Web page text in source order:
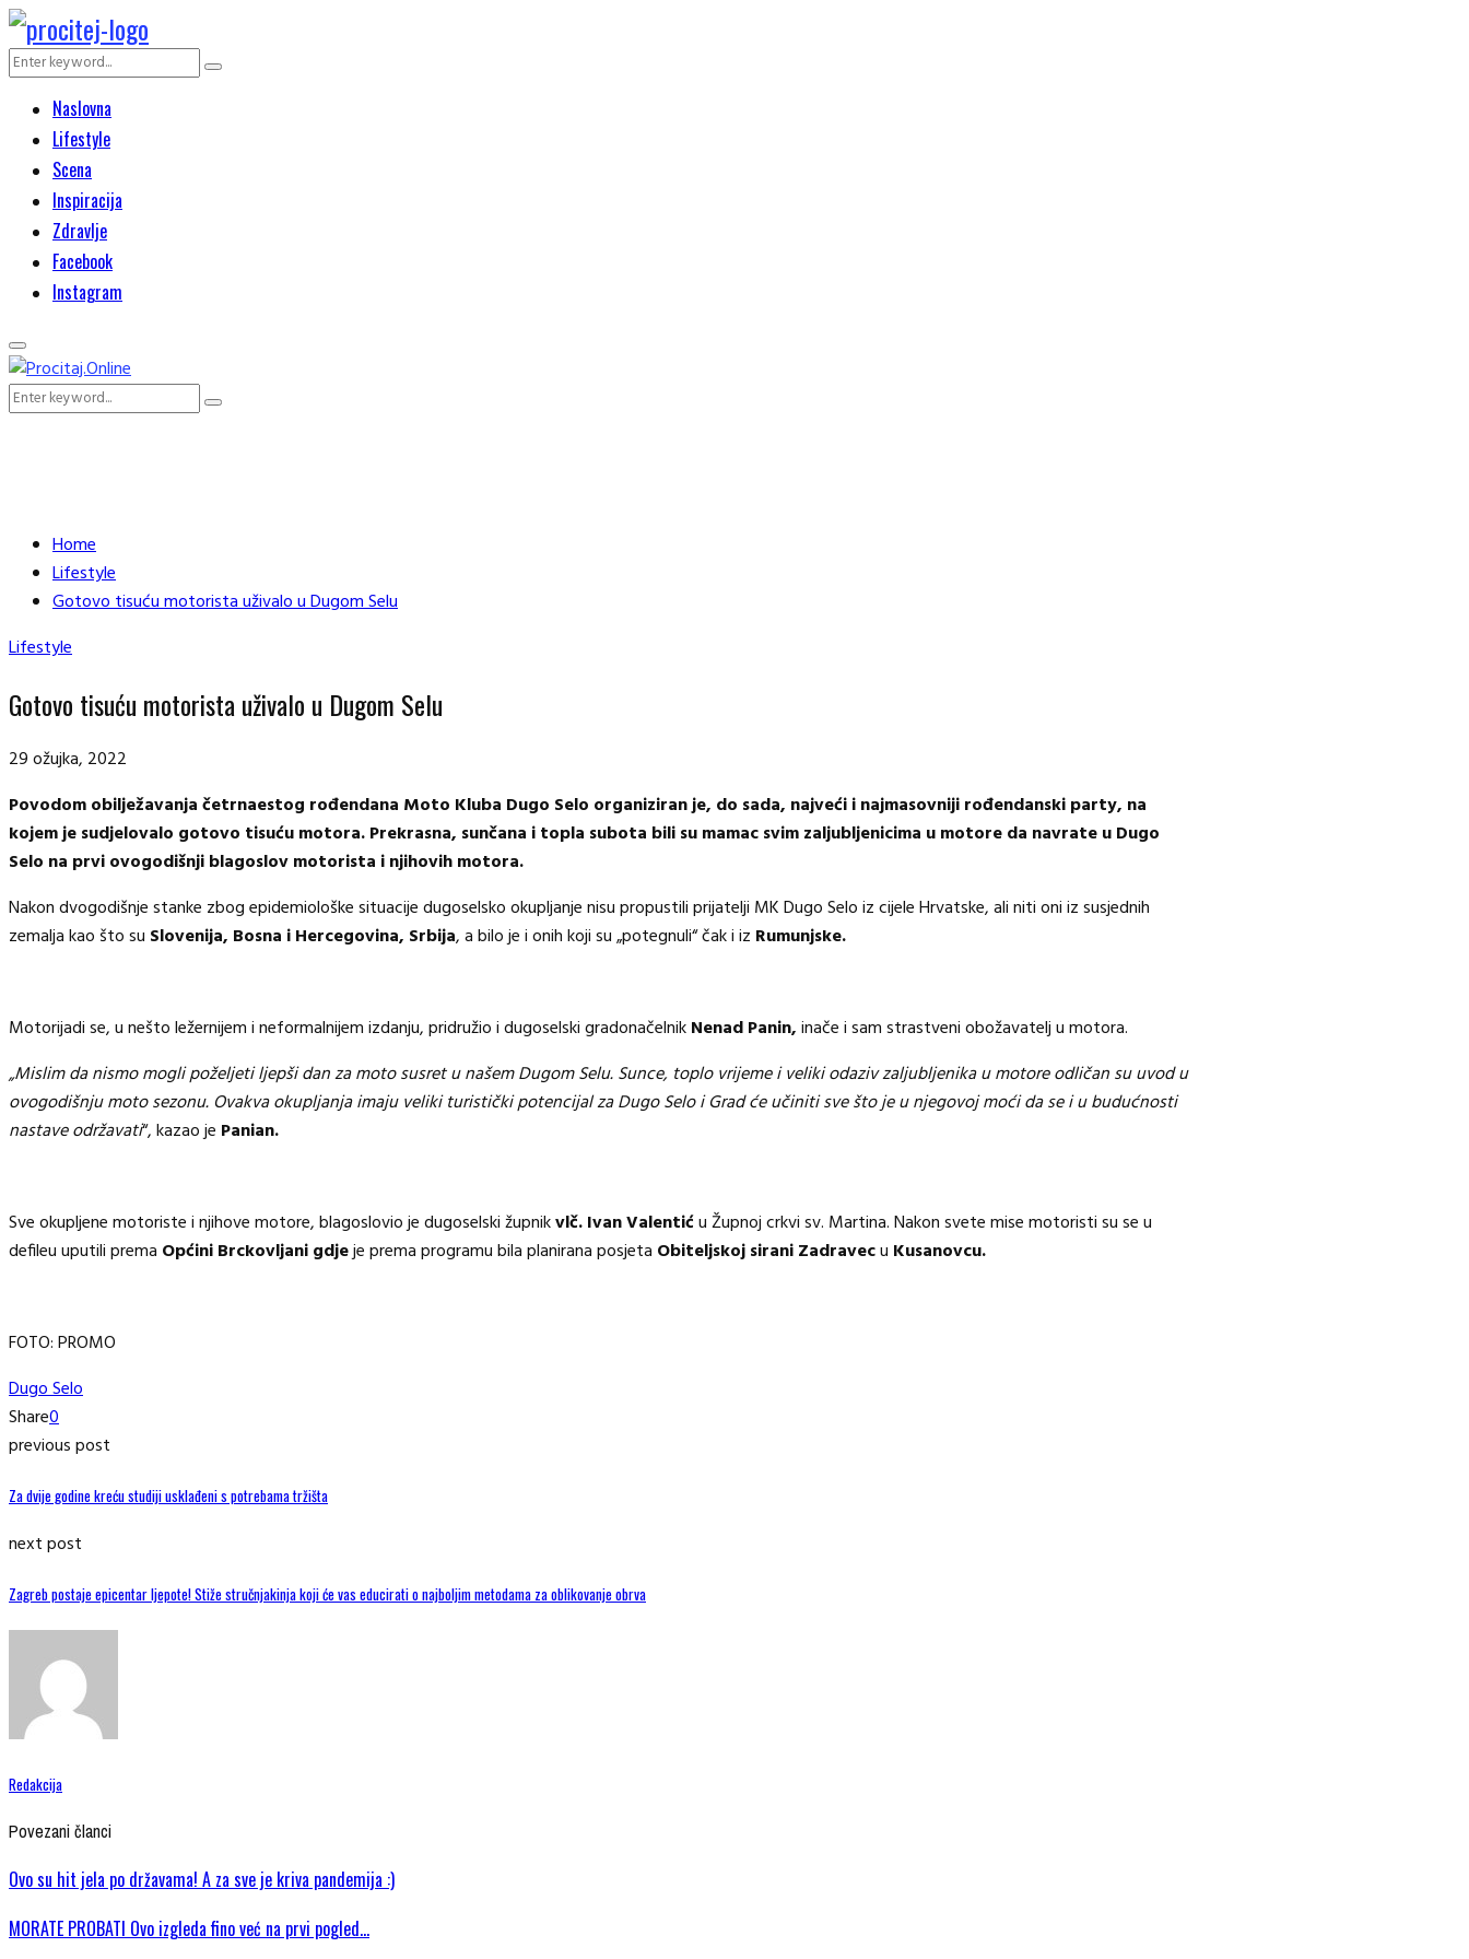
Search
Search
Naslovna
Lifestyle
Scena
Inspiracija
Zdravlje
Facebook
Instagram
Primary
Menu
Search
Search
Home
Lifestyle
Gotovo tisuću motorista uživalo u Dugom Selu
Lifestyle
Gotovo tisuću motorista uživalo u Dugom Selu
29 ožujka, 2022
Povodom obilježavanja četrnaestog rođendana Moto Kluba Dugo Selo organiziran je, do sada, najveći i najmasovniji rođendanski party, na
kojem je sudjelovalo gotovo tisuću motora. Prekrasna, sunčana i topla subota bili su mamac svim zaljubljenicima u motore da navrate u Dugo
Selo na prvi ovogodišnji blagoslov motorista i njihovih motora.
Nakon dvogodišnje stanke zbog epidemiološke situacije dugoselsko okupljanje nisu propustili prijatelji MK Dugo Selo iz cijele Hrvatske, ali niti oni iz susjednih
zemalja kao što su Slovenija, Bosna i Hercegovina, Srbija, a bilo je i onih koji su „potegnuli“ čak i iz Rumunjske.
Motorijadi se, u nešto ležernijem i neformalnijem izdanju, pridružio i dugoselski gradonačelnikNenad Panin,inače i sam strastveni obožavatelj u motora.
„Mislim da nismo mogli poželjeti ljepši dan za moto susret u našem Dugom Selu. Sunce, toplo vrijeme i veliki odaziv zaljubljenika u motore odličan su uvod u
ovogodišnju moto sezonu. Ovakva okupljanja imaju veliki turistički potencijal za Dugo Selo i Grad će učiniti sve što je u njegovoj moći da se i u budućnosti
nastave održavati“, kazao je Panian.
Sve okupljene motoriste i njihove motore, blagoslovio je dugoselski župnikvlč. Ivan Valentiću Župnoj crkvi sv. Martina. Nakon svete mise motoristi su se u
defileu uputili prema Općini Brckovljani gdjeje prema programu bila planirana posjeta Obiteljskoj sirani Zadravecu Kusanovcu.
FOTO: PROMO
Dugo Selo
Share0
previous post
Za dvije godine kreću studiji usklađeni s potrebama tržišta
next post
Zagreb postaje epicentar ljepote! Stiže stručnjakinja koji će vas educirati o najboljim metodama za oblikovanje obrva
Redakcija
Povezani članci
Ovo su hit jela po državama! A za sve je kriva pandemija :)
MORATE PROBATI Ovo izgleda fino već na prvi pogled…